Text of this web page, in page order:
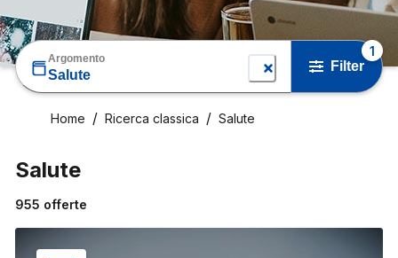
Argomento
Salute
Filter
1
Home Ricerca classica Salute
Salute
955 offerte